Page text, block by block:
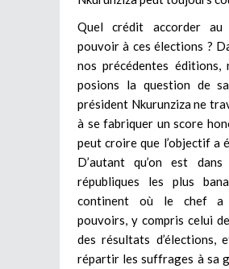
Quel crédit accorder au
pouvoir à ces élections ?
nos précédentes éditions,
posions la question de
président Nkurunziza ne
à se fabriquer un score
peut croire que l’objectif a
D’autant qu’on est dans
républiques les plus
continent où le chef a
pouvoirs, y compris celui
des résultats d’élections,
répartir les suffrages à sa